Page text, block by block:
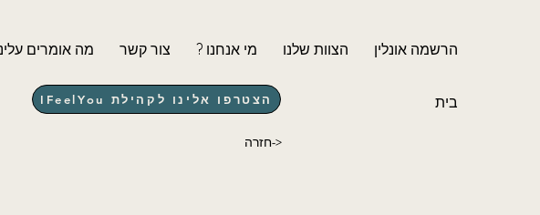
?מה אומרים צור קשר ? מי אנחנו הצוות שלנו הרשמה אונלין
בית הצטרפו אלינו לקהילת IFeelYou
חזרה->